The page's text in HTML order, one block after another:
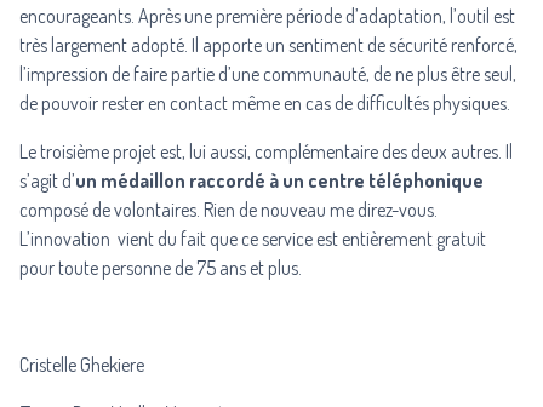
encourageants. Après une première période d’adaptation, l’outil est
très largement adopté. Il apporte un sentiment de sécurité renforcé,
l’impression de faire partie d’une communauté, de ne plus être seul,
de pouvoir rester en contact même en cas de difficultés physiques.
Le troisième projet est, lui aussi, complémentaire des deux autres. Il
s’agit d’un médaillon raccordé à un centre téléphonique
composé de volontaires. Rien de nouveau me direz-vous.
L’innovation vient du fait que ce service est entièrement gratuit
pour toute personne de 75 ans et plus.
Cristelle Ghekiere